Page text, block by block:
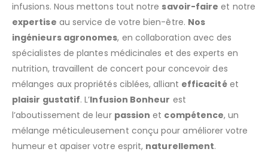
infusions. Nous mettons tout notre savoir-faire et notre
expertise au service de votre bien-être. Nos
ingénieurs agronomes, en collaboration avec des
spécialistes de plantes médicinales et des experts en
nutrition, travaillent de concert pour concevoir des
mélanges aux propriétés ciblées, alliant efficacitéet
plaisir gustatif. L’Infusion Bonheur est
l’aboutissement de leur passion et compétence, un
mélange méticuleusement conçu pour améliorer votre
humeur et apaiser votre esprit, naturellement.